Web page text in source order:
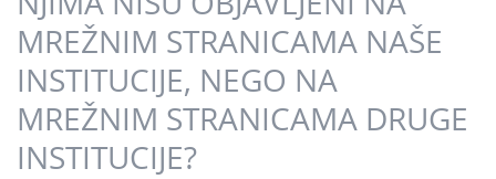
MREŽNIM STRANICAMA NAŠE
INSTITUCIJE, NEGO NA
MREŽNIM STRANICAMA DRUGE
INSTITUCIJE?